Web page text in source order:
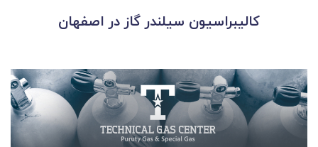
کالیبراسیون سیلندر گاز در اصفهان